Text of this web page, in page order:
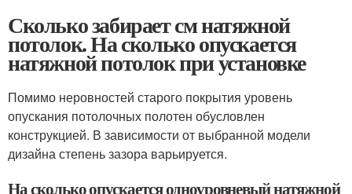
Сколько забирает см натяжной
потолок. На сколько опускается
натяжной потолок при установке
Помимо неровностей старого покрытия уровень
опускания потолочных полотен обусловлен
конструкцией. В зависимости от выбранной модели
дизайна степень зазора варьируется.
На сколько опускается одноуровневый натяжной